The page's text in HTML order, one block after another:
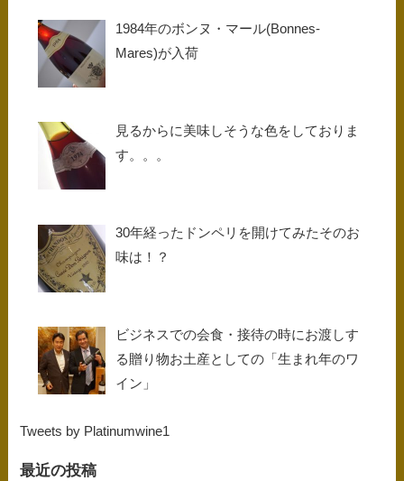
1984年のボンヌ・マール(Bonnes-
Mares)が入荷
見るからに美味しそうな色をしておりま
す。。。
30年経ったドンペリを開けてみたそのお
味は！？
ビジネスでの会食・接待の時にお渡しす
る贈り物お土産としての「生まれ年のワ
イン」
Tweets by Platinumwine1
最近の投稿